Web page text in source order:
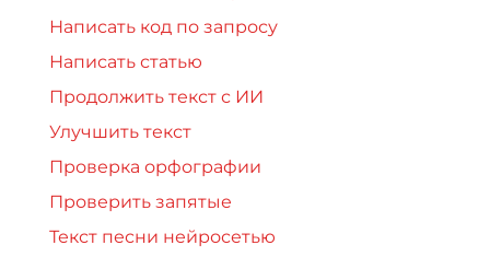
Написать код по запросу
Написать статью
Продолжить текст с ИИ
Улучшить текст
Проверка орфографии
Проверить запятые
Текст песни нейросетью